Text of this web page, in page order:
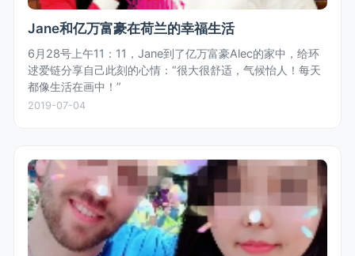
Jane和亿万富豪在荷兰的幸福生活
6月28号上午11：11，Jane到了亿万富豪Alec的家中，给环
逑爱链分享自己此刻的心情：“很大很舒适，气候怡人！每天
都像生活在画中！”
2019-07-04